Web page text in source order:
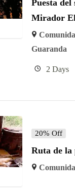
Puesta del
Mirador
Guaranda
2 Days
20% Off
Ruta de la